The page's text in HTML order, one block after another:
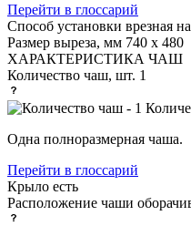
Перейти в глоссарий
Способ установки врезная
Размер выреза, мм 740 х 480
ХАРАКТЕРИСТИКА ЧАШ
Количество чаш, шт. 1
Одна полноразмерная чаша.
Перейти в глоссарий
Крыло есть
Расположение чаши